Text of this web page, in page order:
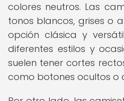
colores neutros. Las
tonos blancos, grises o
opción clásica y
diferentes estilos y
suelen tener cortes
como botones ocultos o